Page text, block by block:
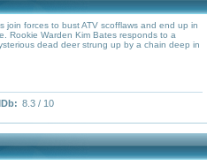
join forces to bust ATV scofflaws and end up in
Rookie Warden Kim Bates responds to a
dead deer strung up by a chain deep in
8.3 / 10